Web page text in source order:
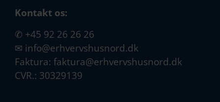
Kontakt os:
✆ +45 92 26 26 26
✉ info@erhvervshusnord.dk
Faktura: faktura@erhvervshusnord.dk
CVR.: 30329139